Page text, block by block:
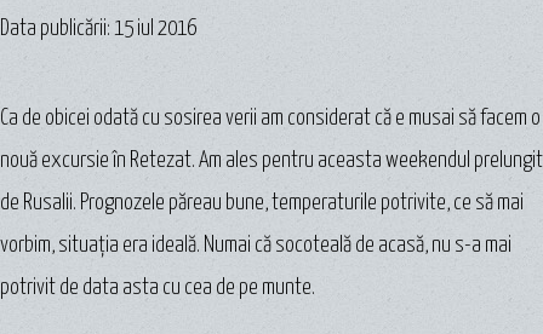
Data publicării: 15 iul 2016
Ca de obicei odată cu sosirea verii am considerat că e musai să facem o
nouă excursie în Retezat. Am ales pentru aceasta weekendul prelungit
de Rusalii. Prognozele păreau bune, temperaturile potrivite, ce să mai
vorbim, situaţia era ideală. Numai că socoteală de acasă, nu s-a mai
potrivit de data asta cu cea de pe munte.